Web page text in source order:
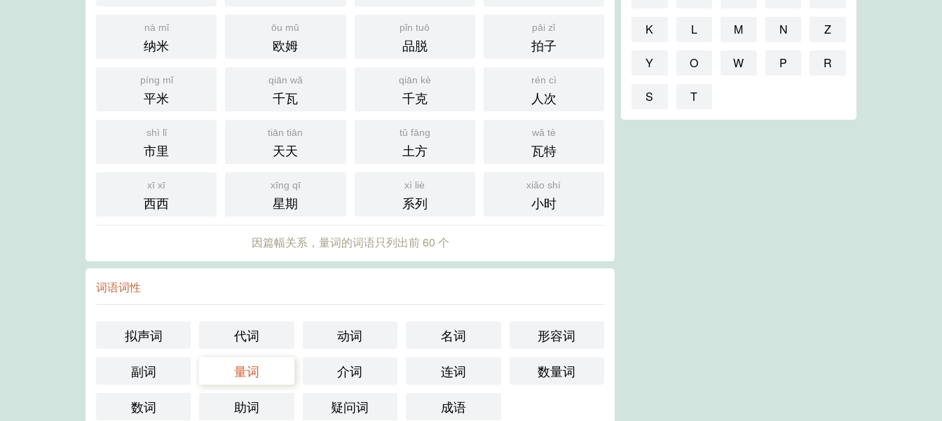
nà mǐ
纳米
ōu mǔ
欧姆
pǐn tuō
品脱
pāi zǐ
拍子
píng mǐ
平米
qiān wǎ
千瓦
qiān kè
千克
rén cì
人次
shì lǐ
市里
tiān tiān
天天
tǔ fāng
土方
wǎ tè
瓦特
xī xī
西西
xīng qī
星期
xì liè
系列
xiǎo shí
小时
因篇幅关系，量词的词语只列出前 60 个
词语词性
拟声词 代词 动词 名词
形容词
副词
量词 介词 连词
数量词
数词
助词 疑问词 成语
K L M N Z
Y O W P R
S T